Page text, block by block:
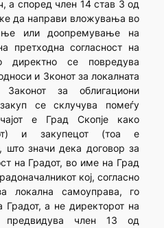
а според член 14 став 3 од
да направи вложувања во
или доопремување на
претходна согласност на
директно се повредува
и Зконот за локалната
Законот за облигациони
се склучува помеѓу
е Град Скопје како
и закупецот (тоа е
што значи дека договор за
на Градот, во име на Град
кој, согласно
локална самоуправа, го
Градот, а не директорот на
предвидува член 13 од